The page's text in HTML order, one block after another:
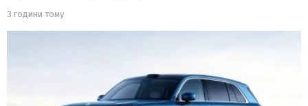
3 години тому